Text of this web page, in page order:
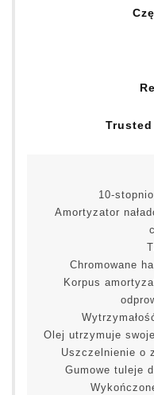
10-
Amortyzator
Chromowane
Korpus
Olej utrzymuje
Uszczelnienie o
Gumowe tuleje